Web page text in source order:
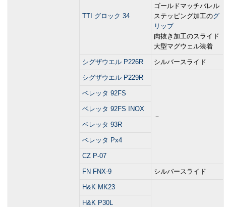
TTI グロック 34
ゴールドマッチバレル
ステッピング加工のグ
リップ
肉抜き加工のスライド
大型マグウェル装着
シグザウエル P226R シルバースライド
シグザウエル P229R
－
ベレッタ 92FS
ベレッタ 92FS INOX
ベレッタ 93R
ベレッタ Px4
CZ P-07
FN FNX-9 シルバースライド
H&K MK23
H&K P30L